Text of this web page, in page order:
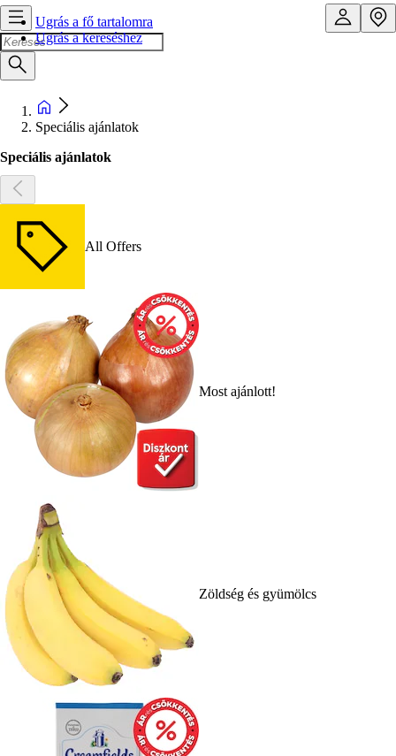
Ugrás a fő tartalomra
Ugrás a kereséshez
Speciális ajánlatok
Speciális ajánlatok
All Offers
Most ajánlott!
Zöldség és gyümölcs